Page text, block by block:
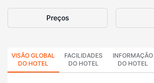
Preços
VISÃO GLOBAL
DO HOTEL
FACILIDADES
DO HOTEL
INFORMAÇÃO
DO HOTEL